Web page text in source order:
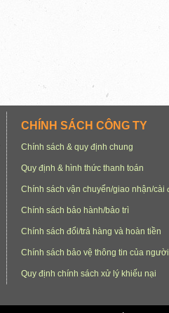
CHÍNH SÁCH CÔNG TY
Chính sách & quy định chung
Quy định & hình thức thanh toán
Chính sách vận chuyển/giao nhận/cài
Chính sách bảo hành/bảo trì
Chính sách đổi/trả hàng và hoàn tiền
Chính sách bảo vệ thông tin của
Quy định chính sách xử lý khiếu nại